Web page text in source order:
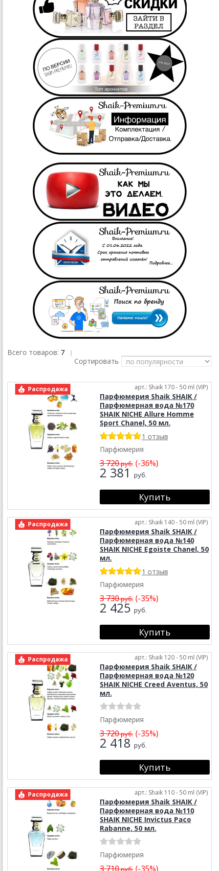
Всего товаров: 7 |
Сортировать
Распродажа арт.: Shaik 170 - 50 ml (VIP)
Парфюмерия Shaik SHAIK /
Парфюмерная вода №170
SHAIK NICHE Allure Homme
Sport Chanel, 50 мл.
1 отзыв
Парфюмерия
3 720руб.(-36%)
2 381 руб.
Распродажа арт.: Shaik 140 - 50 ml (VIP)
Парфюмерия Shaik SHAIK /
Парфюмерная вода №140
SHAIK NICHE Egoiste Chanel, 50
мл.
1 отзыв
Парфюмерия
3 730руб.(-35%)
2 425 руб.
Распродажа арт.: Shaik 120 - 50 ml (VIP)
Парфюмерия Shaik SHAIK /
Парфюмерная вода №120
SHAIK NICHE Creed Aventus, 50
мл.
Парфюмерия
3 720руб.(-35%)
2 418 руб.
Распродажа арт.: Shaik 110 - 50 ml (VIP)
Парфюмерия Shaik SHAIK /
Парфюмерная вода №110
SHAIK NICHE Invictus Paco
Rabanne, 50 мл.
Парфюмерия
3 710руб.(-35%)